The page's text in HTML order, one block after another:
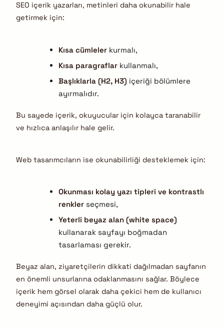
SEO içerik yazarları, metinleri daha okunabilir hale
getirmek için:
Kısa cümlelerkurmalı,
Kısa paragraflarkullanmalı,
Başlıklarla (H2, H3) içeriği bölümlere
ayırmalıdır.
Bu sayede içerik, okuyucular için kolayca taranabilir
ve hızlıca anlaşılır hale gelir.
Web tasarımcıların ise okunabilirliği desteklemek için:
Okunması kolay yazı tipleri ve kontrastlı
renklerseçmesi,
Yeterli beyaz alan (white space)
kullanarak sayfayı boğmadan
tasarlaması gerekir.
Beyaz alan, ziyaretçilerin dikkati dağılmadan sayfanın
en önemli unsurlarına odaklanmasını sağlar. Böylece
içerik hem görsel olarak daha çekici hem de kullanıcı
deneyimi açısından daha güçlü olur.